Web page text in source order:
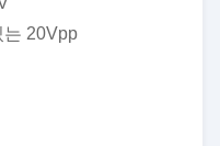
는 20Vpp